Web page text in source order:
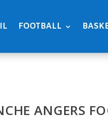
FOOTBALL
ANGERS